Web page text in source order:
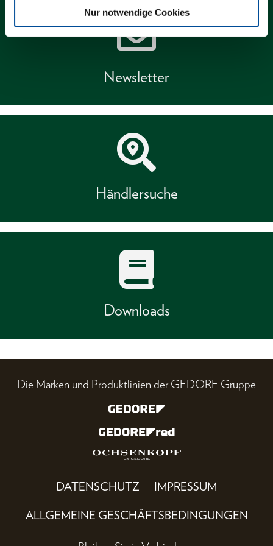
Nur notwendige Cookies
Newsletter
Händlersuche
Downloads
Die Marken und Produktlinien der GEDORE Gruppe
DATENSCHUTZ IMPRESSUM
ALLGEMEINE GESCHÄFTSBEDINGUNGEN